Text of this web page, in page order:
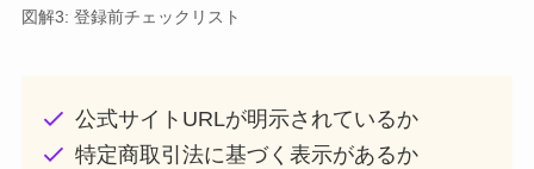
図解3: 登録前チェックリスト
公式サイトURLが明示されているか
特定商取引法に基づく表示があるか